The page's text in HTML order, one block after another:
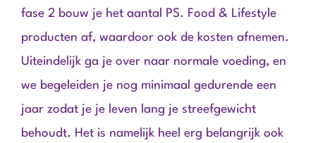
fase 2 bouw je het aantal PS. Food & Lifestyle
producten af, waardoor ook de kosten afnemen.
Uiteindelijk ga je over naar normale voeding, en
we begeleiden je nog minimaal gedurende een
jaar zodat je je leven lang je streefgewicht
behoudt. Het is namelijk heel erg belangrijk ook